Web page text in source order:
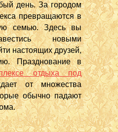
день. За городом
превращаются в
семью. Здесь вы
новыми
настоящих друзей,
Празднование в
отдыха под
от множества
обычно падают